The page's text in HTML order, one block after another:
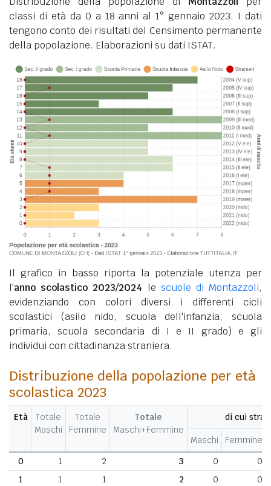
classi di età da 0 a 18 anni al 1° gennaio 2023. I dati
tengono conto dei risultati del Censimento permanente
della popolazione. Elaborazioni su dati ISTAT.
Il grafico in basso riporta la potenziale utenza per
l'anno scolastico 2023/2024 le scuole di Montazzoli,
evidenziando con colori diversi i differenti cicli
scolastici (asilo nido, scuola dell'infanzia, scuola
primaria, scuola secondaria di I e II grado) e gli
individui con cittadinanza straniera.
Distribuzione della popolazione per età
scolastica 2023
Età
Totale
Maschi
Totale
Femmine
Totale
Maschi+Femmine
di cui
Maschi Femmine
0
1 2 3 0
0
1
1 1 2 0
0